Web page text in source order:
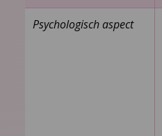
Psychologisch aspect